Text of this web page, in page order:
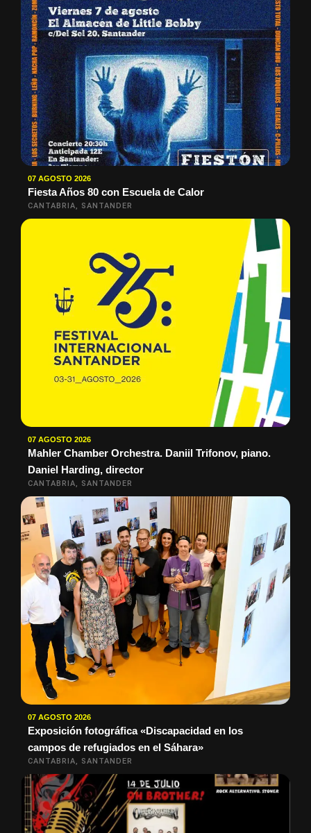
07 AGOSTO 2026
Fiesta Años 80 con Escuela de Calor
CANTABRIA, SANTANDER
07 AGOSTO 2026
Mahler Chamber Orchestra. Daniil Trifonov, piano.
Daniel Harding, director
CANTABRIA, SANTANDER
07 AGOSTO 2026
Exposición fotográfica «Discapacidad en los
campos de refugiados en el Sáhara»
CANTABRIA, SANTANDER